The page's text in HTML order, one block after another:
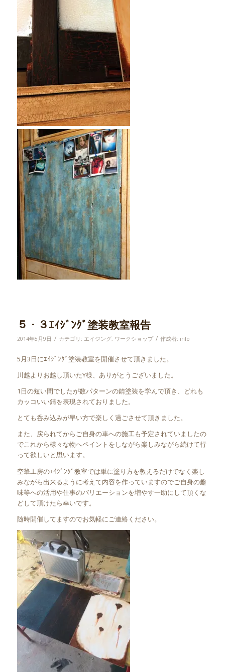
５・３ｴｲｼﾞﾝｸﾞ塗装教室報告
2014年5月9日 / カテゴリ: エイジング, ワークショップ / 作成者: info
5月3日にｴｲｼﾞﾝｸﾞ塗装教室を開催させて頂きました。
川越よりお越し頂いたY様、ありがとうございました。
1日の短い間でしたが数パターンの錆塗装を学んで頂き、どれも
カッコいい錆を表現されておりました。
とても呑み込みが早い方で楽しく過ごさせて頂きました。
また、戻られてからご自身の車への施工も予定されていましたの
でこれから様々な物へペイントをしながら楽しみながら続けて行
って欲しいと思います。
空筆工房のｴｲｼﾞﾝｸﾞ教室では単に塗り方を教えるだけでなく楽し
みながら出来るように考えて内容を作っていますのでご自身の趣
味等への活用や仕事のバリエーションを増やす一助にして頂くな
どして頂けたら幸いです。
随時開催してますのでお気軽にご連絡ください。